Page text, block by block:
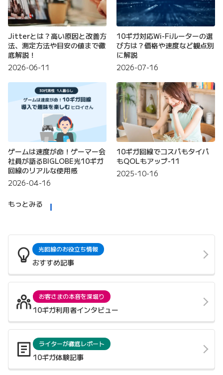
Jitterとは？高い原因と改善方
法、測定方法や目安の値まで徹
底解説！
2026-06-11
10ギガ対応Wi-Fiルーターの選
び方は？価格や速度など観点別
に解説
2026-07-16
ゲームは速度が命！ゲーマー会
社員が語るBIGLOBE光10ギガ
回線のリアルな使用感
2026-04-16
10ギガ回線でコスパもタイパ
もQOLもアップ-11
2025-10-16
もっとみる
光回線のお役立ち情報
おすすめ記事
お客さまの本音を深堀り
10ギガ利用者インタビュー
ライターが徹底レポート
10ギガ体験記事